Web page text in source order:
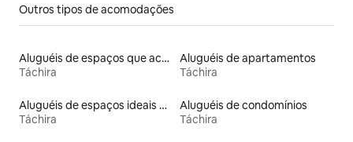
Outros tipos de acomodações
Aluguéis de espaços que aceitam animais de estimação
Táchira
Aluguéis de apartamentos
Táchira
Aluguéis de espaços ideais para famílias
Táchira
Aluguéis de condomínios
Táchira